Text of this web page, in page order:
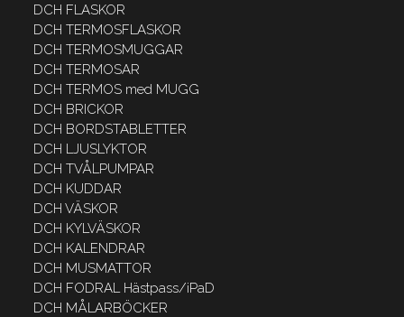
DCH FLASKOR
DCH TERMOSFLASKOR
DCH TERMOSMUGGAR
DCH TERMOSAR
DCH TERMOS med MUGG
DCH BRICKOR
DCH BORDSTABLETTER
DCH LJUSLYKTOR
DCH TVÅLPUMPAR
DCH KUDDAR
DCH VÄSKOR
DCH KYLVÄSKOR
DCH KALENDRAR
DCH MUSMATTOR
DCH FODRAL Hästpass/iPaD
DCH MÅLARBÖCKER